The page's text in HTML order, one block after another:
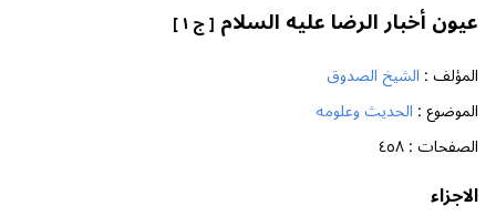
عيون أخبار الرضا عليه السلام [ ج ١ ]
المؤلف : الشيخ الصدوق
الموضوع : الحديث وعلومه
الصفحات :٤٥٨
الاجزاء